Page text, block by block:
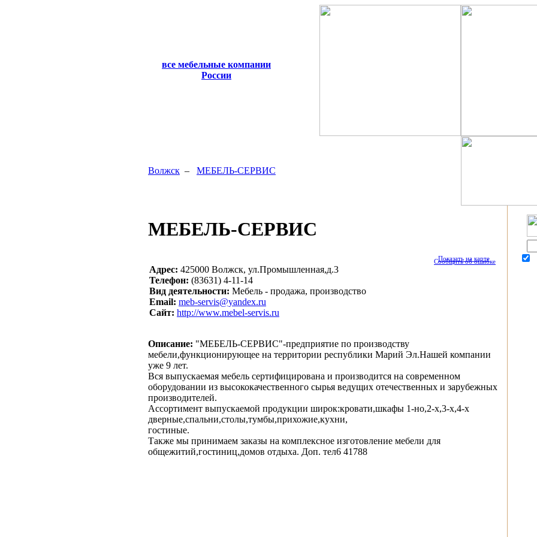
все мебельные компании
России
Волжск – МЕБЕЛЬ-СЕРВИС
МЕБЕЛЬ-СЕРВИС
Адрес: 425000 Волжск, ул.Промышленная,д.3
Телефон: (83631) 4-11-14
Вид деятельности: Мебель - продажа, производство
Email: meb-servis@yandex.ru
Сайт: http://www.mebel-servis.ru
Показать на карте
Сообщить об ошибке
Описание: "МЕБЕЛЬ-СЕРВИС"-предприятие по производству
мебели,функционирующее на территории республики Марий Эл.Нашей компании
уже 9 лет.
Вся выпускаемая мебель сертифицирована и производится на современном
оборудовании из высококачественного сырья ведущих отечественных и зарубежных
производителей.
Ассортимент выпускаемой продукции широк:кровати,шкафы 1-но,2-х,3-х,4-х
дверные,спальни,столы,тумбы,прихожие,кухни,
гостиные.
Также мы принимаем заказы на комплексное изготовление мебели для
общежитий,гостиниц,домов отдыха. Доп. тел6 41788